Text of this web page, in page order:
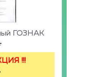
ГОЗНАК
!!!